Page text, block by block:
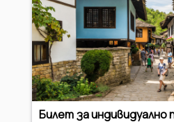
Билет за индивидуално